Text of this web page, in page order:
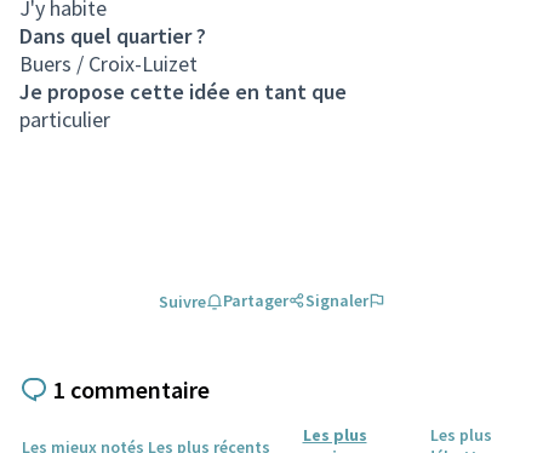
J'y habite
Dans quel quartier ?
Buers / Croix-Luizet
Je propose cette idée en tant que
particulier
Suivre Partager Signaler
1 commentaire
Les mieux notés Les plus récents
Les plus
Les plus